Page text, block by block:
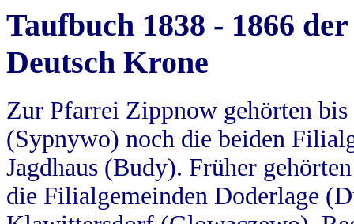
Taufbuch 1838 - 1866
Deutsch Krone
Zur Pfarrei Zippnow gehörten
(Sypnywo) noch die beiden
Jagdhaus (Budy). Früher
die Filialgemeinden Doderlage